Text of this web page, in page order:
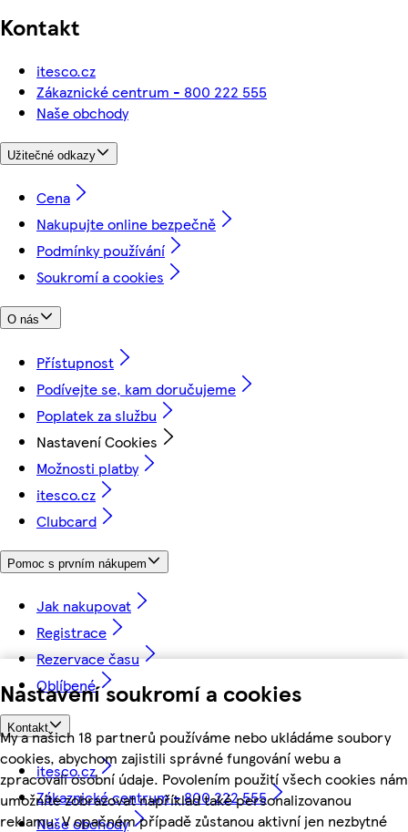
Nastavení soukromí a cookies
My a našich 18 partnerů používáme nebo ukládáme soubory
cookies, abychom zajistili správné fungování webu a
zpracovali osobní údaje. Povolením použití všech cookies nám
umožníte zobrazovat například také personalizovanou
reklamu. V opačném případě zůstanou aktivní jen nezbytné
Kontakt
itesco.cz
Zákaznické centrum - 800 222 555
Naše obchody
Užitečné odkazy
Cena
Nakupujte online bezpečně
Podmínky používání
Soukromí a cookies
O nás
Přístupnost
Podívejte se, kam doručujeme
Poplatek za službu
Nastavení Cookies
Možnosti platby
itesco.cz
Clubcard
Pomoc s prvním nákupem
Jak nakupovat
Registrace
Rezervace času
Oblíbené
Kontakt
itesco.cz
Zákaznické centrum - 800 222 555
Naše obchody